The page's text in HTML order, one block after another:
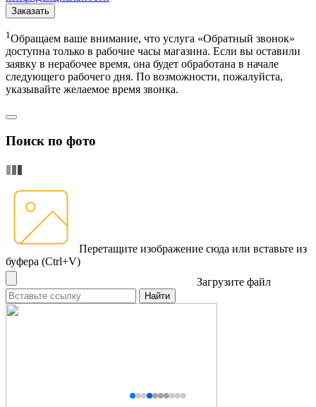
Заказать
1Обращаем ваше внимание, что услуга «Обратный звонок»
доступна только в рабочие часы магазина. Если вы оставили
заявку в нерабочее время, она будет обработана в начале
следующего рабочего дня. По возможности, пожалуйста,
указывайте желаемое время звонка.
Поиск по фото
Перетащите изображение сюда или вставьте из
буфера (Ctrl+V)
Загрузите файл
Найти